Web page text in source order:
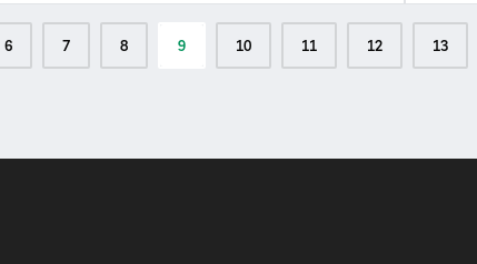
Page
6 Page
7 Page
8
Page
actuelle
9 Page
10 Page
11 Page
12 Page
13